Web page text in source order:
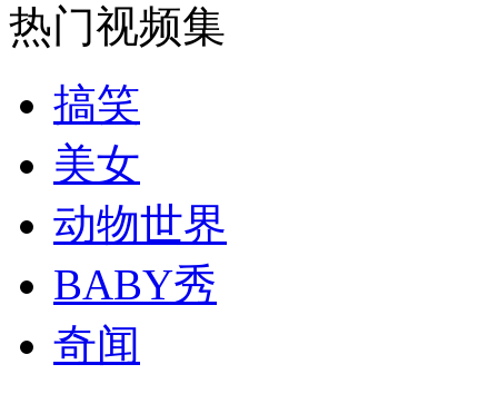
走！跟着总书记去植树
花炮节热闹非凡
热门视频集
搞笑
美女
动物世界
BABY秀
奇闻